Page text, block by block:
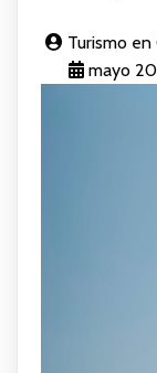
Turismo en
mayo